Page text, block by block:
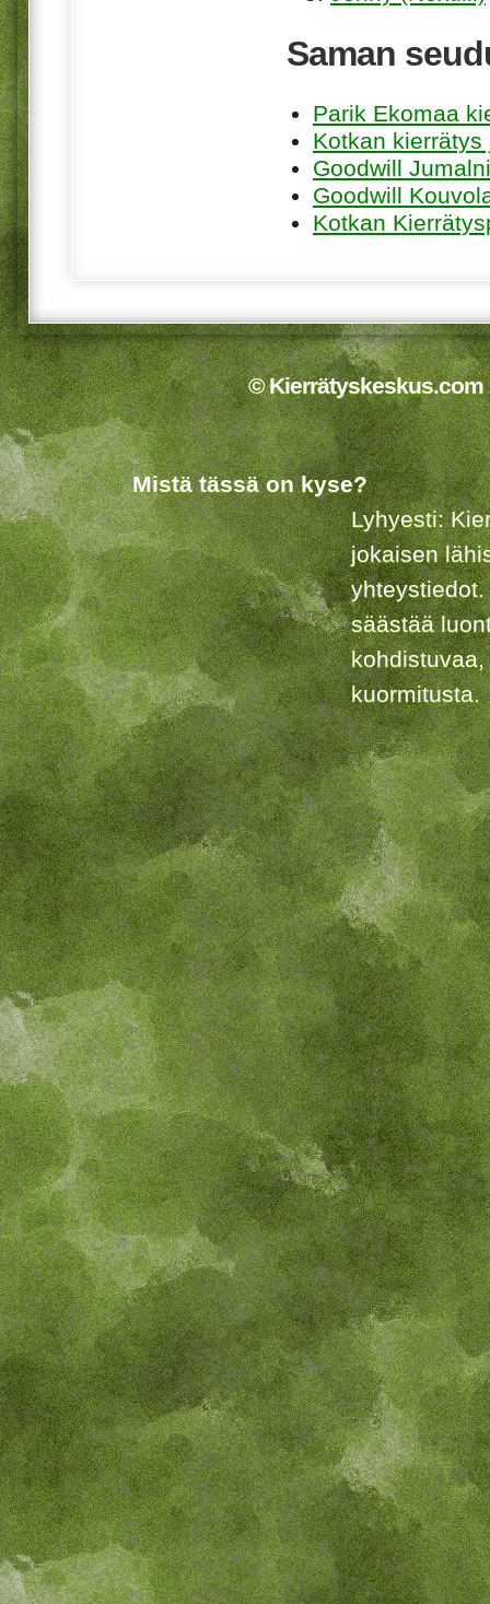
Saman
Parik Ekomaa
Kotkan kierrätys
Goodwill
Goodwill
Kotkan
© Kierrätyskeskus.com
Mistä tässä on kyse?
Lyhyesti:
jokaisen
säästää
kuormitusta.